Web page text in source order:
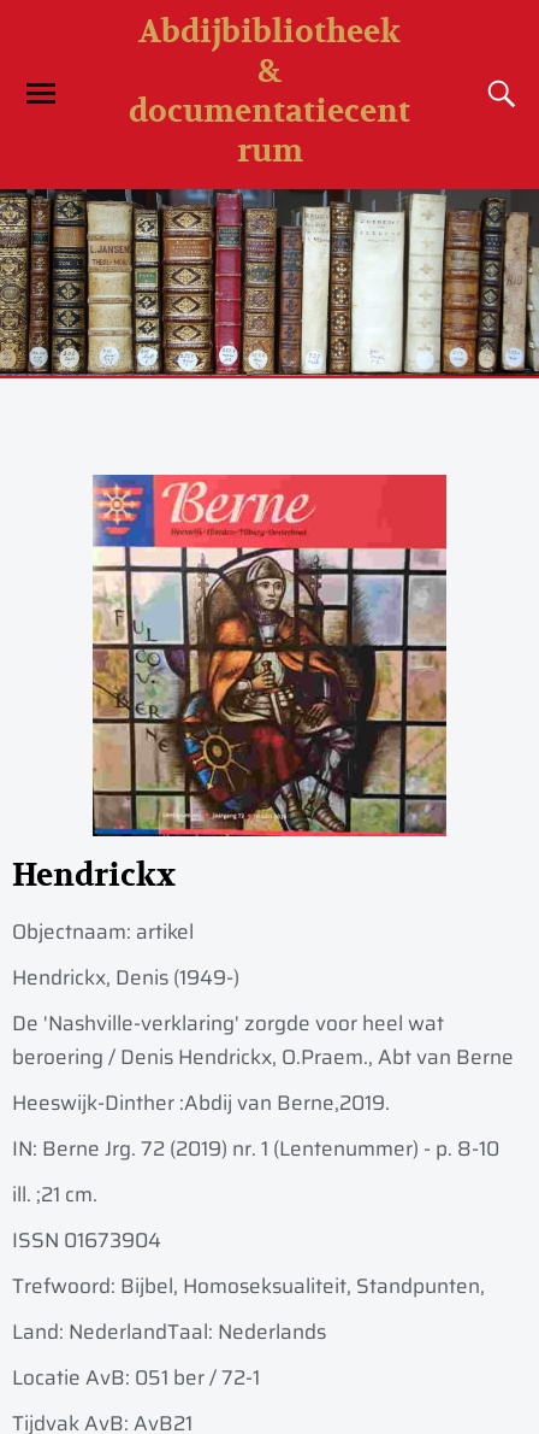
Abdijbibliotheek
&
documentatiecent
rum
Hendrickx
Objectnaam: artikel
Hendrickx, Denis (1949-)
De 'Nashville-verklaring' zorgde voor heel wat
beroering / Denis Hendrickx, O.Praem., Abt van Berne
Heeswijk-Dinther :Abdij van Berne,2019.
IN: Berne Jrg. 72 (2019) nr. 1 (Lentenummer) - p. 8-10
ill. ;21 cm.
ISSN 01673904
Trefwoord: Bijbel, Homoseksualiteit, Standpunten,
Land: NederlandTaal: Nederlands
Locatie AvB: 051 ber / 72-1
Tijdvak AvB: AvB21